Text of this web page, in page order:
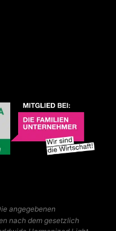
angegebenen
nach dem gesetzlich